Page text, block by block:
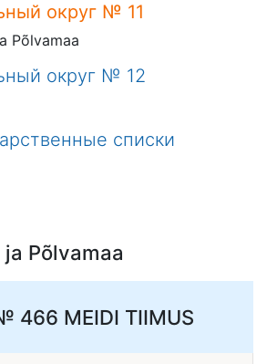
округ № 11
Põlvamaa
округ № 12
списки
Põlvamaa
466 MEIDI TIIMUS